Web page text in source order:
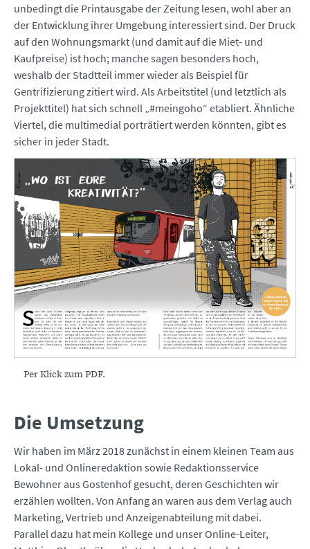
unbedingt die Printausgabe der Zeitung lesen, wohl aber an
der Entwicklung ihrer Umgebung interessiert sind. Der Druck
auf den Wohnungsmarkt (und damit auf die Miet- und
Kaufpreise) ist hoch; manche sagen besonders hoch,
weshalb der Stadtteil immer wieder als Beispiel für
Gentrifizierung zitiert wird. Als Arbeitstitel (und letztlich als
Projekttitel) hat sich schnell „#meingoho“ etabliert. Ähnliche
Viertel, die multimedial porträtiert werden könnten, gibt es
sicher in jeder Stadt.
Per Klick zum PDF.
Die Umsetzung
Wir haben im März 2018 zunächst in einem kleinen Team aus
Lokal- und Onlineredaktion sowie Redaktionsservice
Bewohner aus Gostenhof gesucht, deren Geschichten wir
erzählen wollten. Von Anfang an waren aus dem Verlag auch
Marketing, Vertrieb und Anzeigenabteilung mit dabei.
Parallel dazu hat mein Kollege und unser Online-Leiter,